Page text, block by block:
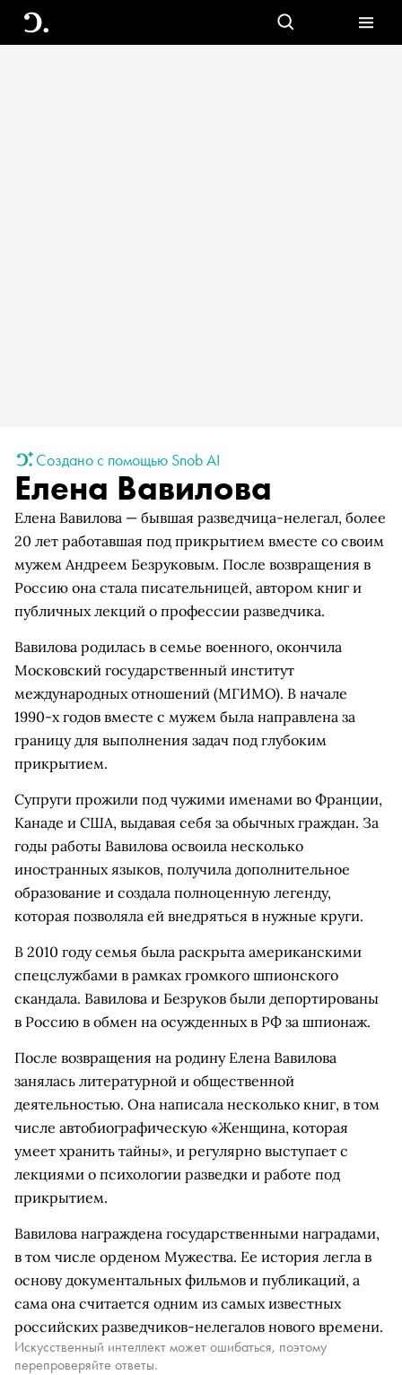
Создано с помощью Snob AI
Елена Вавилова
Елена Вавилова — бывшая разведчица-нелегал, более
20 лет работавшая под прикрытием вместе со своим
мужем Андреем Безруковым. После возвращения в
Россию она стала писательницей, автором книг и
публичных лекций о профессии разведчика.
Вавилова родилась в семье военного, окончила
Московский государственный институт
международных отношений (МГИМО). В начале
1990-х годов вместе с мужем была направлена за
границу для выполнения задач под глубоким
прикрытием.
Супруги прожили под чужими именами во Франции,
Канаде и США, выдавая себя за обычных граждан. За
годы работы Вавилова освоила несколько
иностранных языков, получила дополнительное
образование и создала полноценную легенду,
которая позволяла ей внедряться в нужные круги.
В 2010 году семья была раскрыта американскими
спецслужбами в рамках громкого шпионского
скандала. Вавилова и Безруков были депортированы
в Россию в обмен на осужденных в РФ за шпионаж.
После возвращения на родину Елена Вавилова
занялась литературной и общественной
деятельностью. Она написала несколько книг, в том
числе автобиографическую «Женщина, которая
умеет хранить тайны», и регулярно выступает с
лекциями о психологии разведки и работе под
прикрытием.
Вавилова награждена государственными наградами,
в том числе орденом Мужества. Ее история легла в
основу документальных фильмов и публикаций, а
сама она считается одним из самых известных
российских разведчиков-нелегалов нового времени.
Искусственный интеллект может ошибаться, поэтому
перепроверяйте ответы.